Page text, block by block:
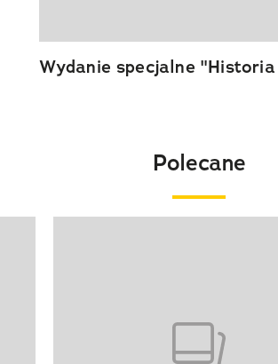
Wydanie specjalne
Polecane